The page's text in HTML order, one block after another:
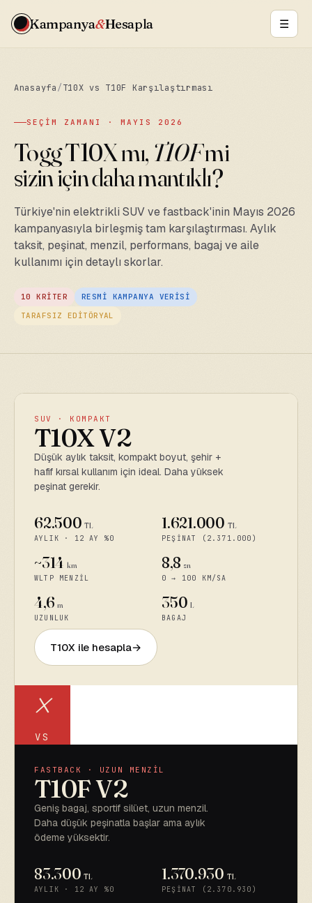
Kampanya&Hesapla
Anasayfa/T10X vs T10F Karşılaştırması
SEÇİM ZAMANI · MAYIS 2026
Togg T10X mı, T10Fmi
sizin için daha mantıklı?
Türkiye'nin elektrikli SUV ve fastback'inin Mayıs 2026
kampanyasıyla birleşmiş tam karşılaştırması. Aylık
taksit, peşinat, menzil, performans, bagaj ve aile
kullanımı için detaylı skorlar.
10 KRİTER
RESMİ KAMPANYA VERİSİ
TARAFSIZ EDİTÖRYAL
SUV · KOMPAKT
T10X V2
Düşük aylık taksit, kompakt boyut, şehir +
hafif kırsal kullanım için ideal. Daha yüksek
peşinat gerekir.
62.500TL
AYLIK · 12 AY %0
1.621.000 TL
PEŞINAT (2.371.000)
~314 km
WLTP MENZIL
8,8 sn
0 → 100 KM/SA
4,6m
UZUNLUK
350L
BAGAJ
T10X ile hesapla
FASTBACK · UZUN MENZİL
T10F V2
Geniş bagaj, sportif silüet, uzun menzil.
Daha düşük peşinatla başlar ama aylık
ödeme yüksektir.
83.300TL
AYLIK · 12 AY %0
1.370.930 TL
PEŞINAT (2.370.930)